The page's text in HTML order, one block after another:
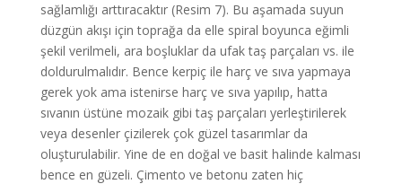
sağlamlığı arttıracaktır (Resim 7). Bu aşamada suyun
düzgün akışı için toprağa da elle spiral boyunca eğimli
şekil verilmeli, ara boşluklar da ufak taş parçaları vs. ile
doldurulmalıdır. Bence kerpiç ile harç ve sıva yapmaya
gerek yok ama istenirse harç ve sıva yapılıp, hatta
sıvanın üstüne mozaik gibi taş parçaları yerleştirilerek
veya desenler çizilerek çok güzel tasarımlar da
oluşturulabilir. Yine de en doğal ve basit halinde kalması
bence en güzeli. Çimento ve betonu zaten hiç